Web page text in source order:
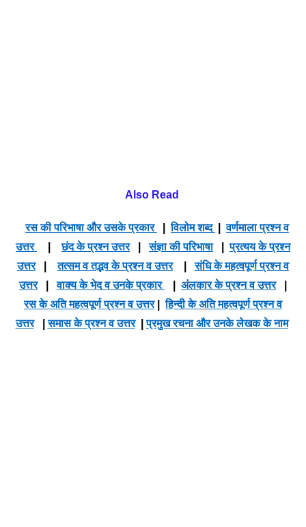
Also Read
रस की परिभाषा और उसके प्रकार |विलोम शब्द |वर्णमाला प्रश्न व
उत्तर
|छंद के प्रश्न उत्तर|संज्ञा की परिभाषा|प्रत्यय के प्रश्न
उत्तर|तत्सम व तद्भव के प्रश्न व उत्तर|संधि के महत्वपूर्ण प्रश्न व
उत्तर|वाक्य के भेद व उनके प्रकार अंलकार के प्रश्न व उत्तर|
रस के अति महत्वपूर्ण प्रश्न व उत्तर|हिन्दी के अति महत्वपूर्ण प्रश्न व
उत्तर|समास के प्रश्न व उत्तर|प्रमुख रचना और उनके लेखक के नाम